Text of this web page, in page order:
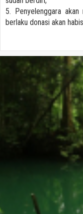
5. Penyelenggara akan
berlaku donasi akan